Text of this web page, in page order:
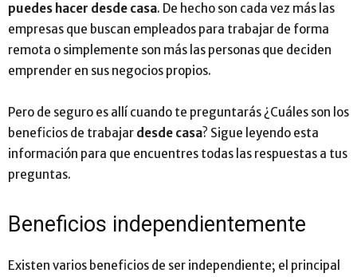
puedes hacer desde casa. De hecho son cada vez más las
empresas que buscan empleados para trabajar de forma
remota o simplemente son más las personas que deciden
emprender en sus negocios propios.
Pero de seguro es allí cuando te preguntarás ¿Cuáles son los
beneficios de trabajar desde casa? Sigue leyendo esta
información para que encuentres todas las respuestas a tus
preguntas.
Beneficios independientemente
Existen varios beneficios de ser independiente; el principal